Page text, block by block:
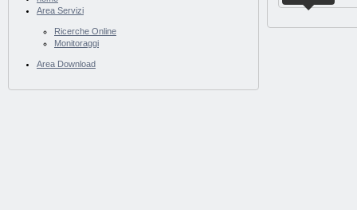
Area Servizi
Ricerche Online
Monitoraggi
Area Download